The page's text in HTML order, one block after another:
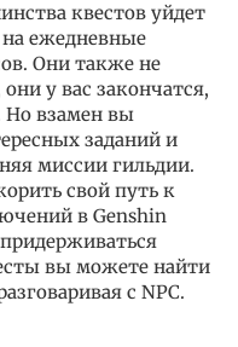
квестов уйдет
ежедневные
Они также не
у вас закончатся,
Но взамен вы
заданий и
миссии гильдии.
свой путь к
в Genshin
вы можете найти
с NPC.